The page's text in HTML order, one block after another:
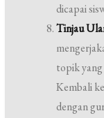
dicapai
Tinjau
topik
Kembali
dengan